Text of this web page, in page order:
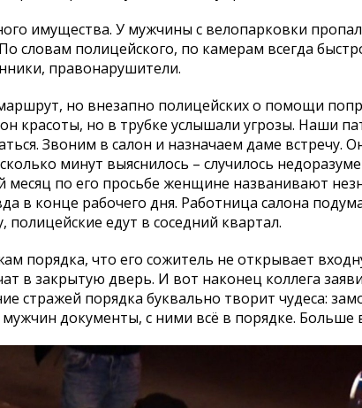
имущества. У мужчины с велопарковки
словам полицейского, по камерам всегда
правонарушители.
но внезапно полицейских о помощи
красоты, но в трубке услышали угрозы. Наши
Звоним в салон и назначаем даме встречу.
минут выяснилось – случилось
месяц по его просьбе женщине названивают
в конце рабочего дня. Работница салона
полицейские едут в соседний квартал.
порядка, что его сожитель не открывает
в закрытую дверь. И вот наконец коллега
стражей порядка буквально творит чудеса:
документы, с ними всё в порядке. Больше